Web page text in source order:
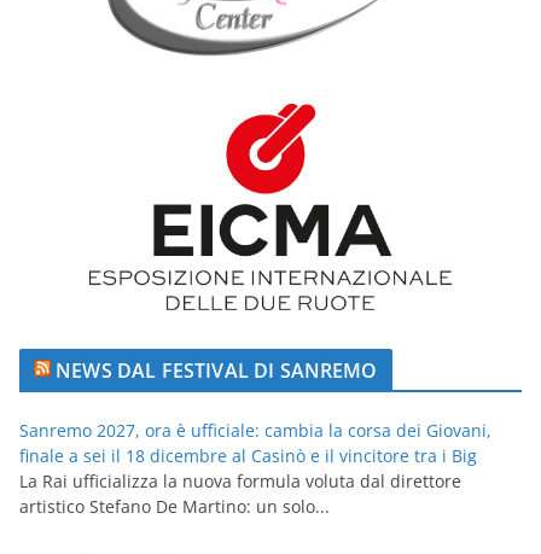
NEWS DAL FESTIVAL DI SANREMO
Sanremo 2027, ora è ufficiale: cambia la corsa dei Giovani,
finale a sei il 18 dicembre al Casinò e il vincitore tra i Big
La Rai ufficializza la nuova formula voluta dal direttore
artistico Stefano De Martino: un solo...